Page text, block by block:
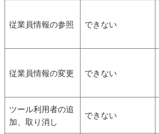
従業員情報の参照 できない
従業員情報の変更 できない
ツール利用者の追
加、取り消し
できない